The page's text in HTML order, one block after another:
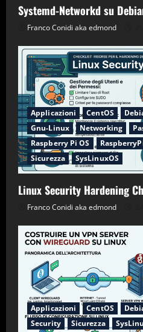
Systemd-Networkd su
Franco Conidi aka edmond
Applicazioni CentOS
Gnu-Linux
Networking
Raspberry Pi OS
Sicurezza
SysLinuxOS
Linux Security Hardening
Franco Conidi aka edmond
Applicazioni CentOS
Security
Sicurezza